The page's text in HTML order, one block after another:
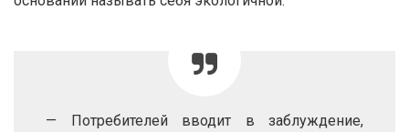
— Потребителей вводит в заблуждение,